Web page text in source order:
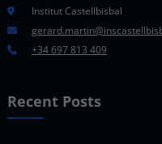
Institut Castellbisbal
+34 697 813 409
Recent Posts